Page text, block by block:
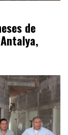
de